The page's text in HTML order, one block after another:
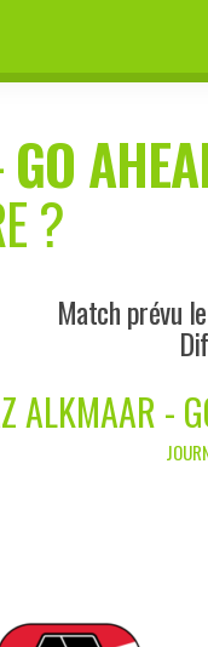
GO
?
Match prévu
ALKMAAR -